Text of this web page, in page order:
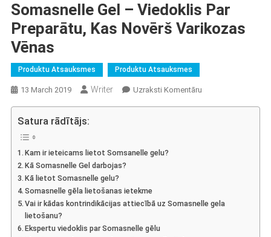
Somasnelle Gel – Viedoklis Par
Preparātu, Kas Novērš Varikozas
Vēnas
Produktu Atsauksmes Produktu Atsauksmes
13 March 2019 Writer Uzraksti KomentāruOn
Novērš
Satura rādītājs:
Kam ir ieteicams lietot Somsanelle gelu?
Kā Somasnelle Gel darbojas?
Kā lietot Somasnelle gelu?
Somasnelle gēla lietošanas ietekme
Vai ir kādas kontrindikācijas attiecībā uz Somasnelle gela
lietošanu?
Ekspertu viedoklis par Somasnelle gēlu